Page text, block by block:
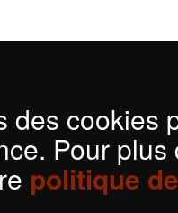
des cookies
Pour
politique